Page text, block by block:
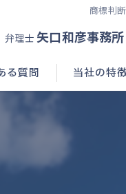
商標判
弁理士 矢口和彦事務所
る質問 当社の特